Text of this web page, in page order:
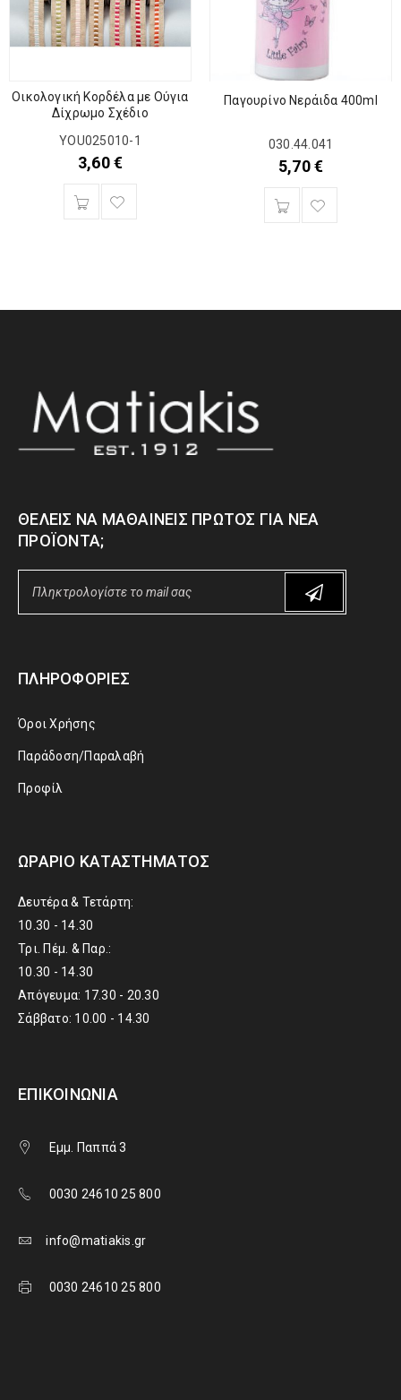
Οικολογική Κορδέλα με Ούγια
Δίχρωμο Σχέδιο
YOU025010-1
3,60€
Παγουρίνο Νεράιδα 400ml
030.44.041
5,70€
ΘΈΛΕΙΣ ΝΑ ΜΑΘΑΊΝΕΙΣ ΠΡΏΤΟΣ ΓΙΑ ΝΈΑ
ΠΡΟΪΌΝΤΑ;
ΠΛΗΡΟΦΟΡΊΕΣ
Όροι Χρήσης
Παράδοση/Παραλαβή
Προφίλ
ΩΡΆΡΙΟ ΚΑΤΑΣΤΉΜΑΤΟΣ
Δευτέρα & Τετάρτη:
10.30 - 14.30
Τρι. Πέμ. & Παρ.:
10.30 - 14.30
Απόγευμα: 17.30 - 20.30
Σάββατο: 10.00 - 14.30
ΕΠΙΚΟΙΝΩΝΊΑ
Εμμ. Παππά 3
0030 24610 25 800
info@matiakis.gr
0030 24610 25 800